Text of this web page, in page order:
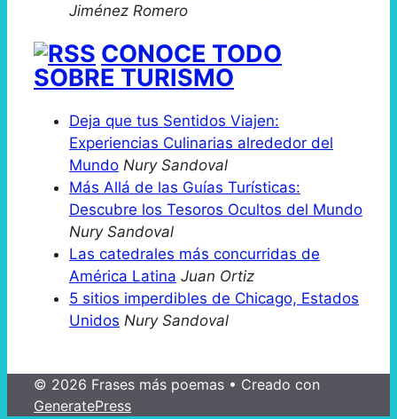
Jiménez Romero
CONOCE TODO
SOBRE TURISMO
Deja que tus Sentidos Viajen:
Experiencias Culinarias alrededor del
Mundo Nury Sandoval
Más Allá de las Guías Turísticas:
Descubre los Tesoros Ocultos del Mundo
Nury Sandoval
Las catedrales más concurridas de
América Latina Juan Ortiz
5 sitios imperdibles de Chicago, Estados
Unidos Nury Sandoval
© 2026 Frases más poemas • Creado con
GeneratePress